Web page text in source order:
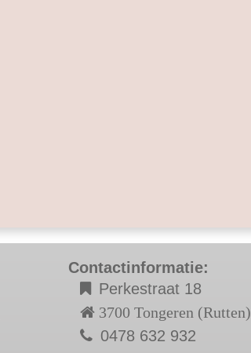
Contactinformatie:
Perkestraat 18
3700 Tongeren (Rutten)
0478 632 932